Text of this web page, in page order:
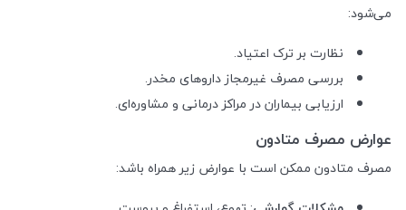
می‌شود:
نظارت بر ترک اعتیاد.
بررسی مصرف غیرمجاز داروهای مخدر.
ارزیابی بیماران در مراکز درمانی و مشاوره‌ای.
عوارض مصرف متادون
مصرف متادون ممکن است با عوارض زیر همراه باشد: